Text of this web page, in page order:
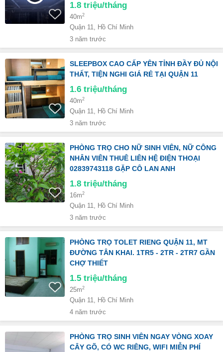
1.8 triệu/tháng
40m2
Quận 11, Hồ Chí Minh
3 năm trước
SLEEPBOX CAO CẤP YÊN TỈNH ĐẦY ĐỦ NỘI
THẤT, TIỆN NGHI GIÁ RẺ TẠI QUẬN 11
1.6 triệu/tháng
40m2
Quận 11, Hồ Chí Minh
3 năm trước
PHÒNG TRỌ CHO NỮ SINH VIÊN, NỮ CÔNG
NHÂN VIÊN THUÊ LIÊN HỆ ĐIỆN THOẠI
02839743118 GẶP CÔ LAN ANH
1.8 triệu/tháng
16m2
Quận 11, Hồ Chí Minh
3 năm trước
PHÒNG TRỌ TOLET RIENG QUẬN 11, MT
ĐƯỜNG TÂN KHAI. 1TR5 - 2TR - 2TR7 GẦN
CHỢ THIẾT
1.5 triệu/tháng
25m2
Quận 11, Hồ Chí Minh
4 năm trước
PHÒNG TRỌ SINH VIÊN NGAY VÒNG XOAY
CÂY GÕ, CÓ WC RIÊNG, WIFI MIỄN PHÍ